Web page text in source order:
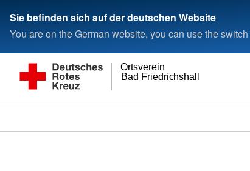
Sie befinden sich auf der deutschen Website
You are on the German website, you can use the
Bad Friedrichshall
Ortsverein